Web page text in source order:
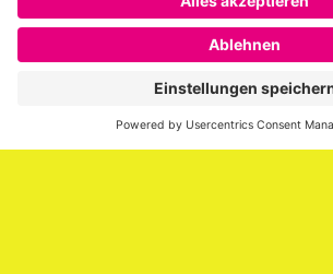
SAATKORN ist der Blog von Gero Hesse.
er über die Themen Employer Branding,